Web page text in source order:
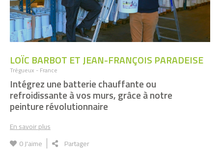
LOÏC BARBOT ET JEAN-FRANÇOIS PARADEISE
Trégueux - France
Intégrez une batterie chauffante ou
refroidissante à vos murs, grâce à notre
peinture révolutionnaire
En savoir plus
0J'aime Partager